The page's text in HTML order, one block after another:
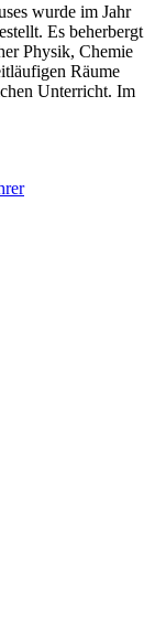
wurde im Jahr
Es beherbergt
Physik, Chemie
Räume
Unterricht. Im